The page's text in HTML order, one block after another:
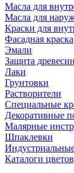
Масла для
Масла для
Краски для
Фасадная краска
Эмали
Защита
Лаки
Грунтовки
Растворители
Специальные
Декоративные
Малярные
Шпаклевки
Каталоги